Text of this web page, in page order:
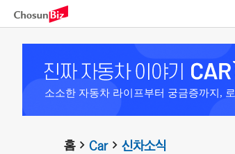
소소한 자동차 라이프부터 궁금증까지,
홈 Car 신차소식